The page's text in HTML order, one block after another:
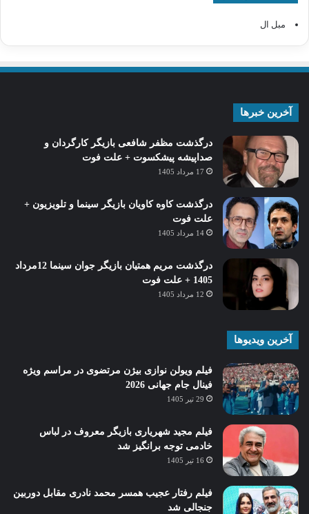
مبل ال
آخرین خبرها
درگذشت مظفر شافعی بازیگر کارگردان و
صداپیشه پیشکسوت + علت فوت
17 مرداد 1405
درگذشت کاوه کاویان بازیگر سینما و تلویزیون +
علت فوت
14 مرداد 1405
درگذشت مریم همتیان بازیگر جوان سینما 12مرداد
1405 + علت فوت
12 مرداد 1405
آخرین ویدیوها
فیلم ویولن نوازی بیژن مرتضوی در مراسم ویژه
فینال جام جهانی 2026
29 تیر 1405
فیلم مجید شهریاری بازیگر معروف در لباس
خادمی توجه برانگیز شد
16 تیر 1405
فیلم رفتار عجیب همسر محمد نادری مقابل دوربین
جنجالی شد